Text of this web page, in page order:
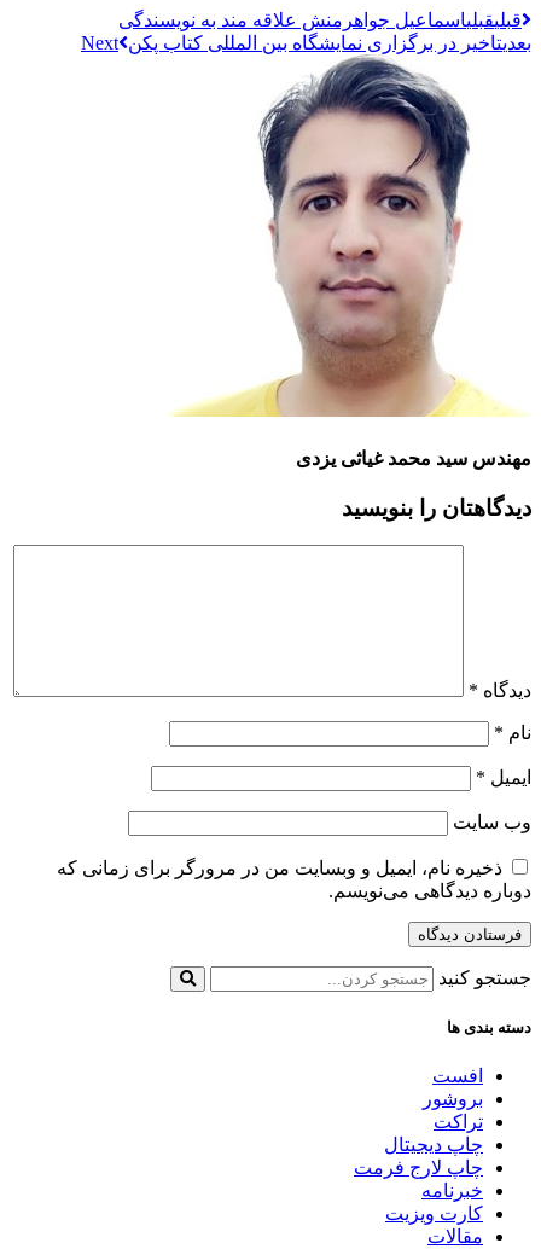
قبليقبلیاسماعیل جواهرمنش علاقه مند به نویسندگی
بعدیتاخیر در برگزاری نمایشگاه بین المللی کتاب پکن
مهندس سید محمد غیاثی یزدی
دیدگاهتان را بنویسید
دیدگاه *
نام *
ایمیل *
وب‌ سایت
ذخیره نام، ایمیل و وبسایت من در مرورگر برای زمانی که
دوباره دیدگاهی می‌نویسم.
جستجو کنید
دسته بندی ها
افست
بروشور
تراکت
چاپ دیجیتال
چاپ لارج فرمت
خبرنامه
کارت ویزیت
مقالات